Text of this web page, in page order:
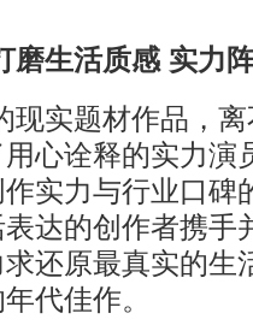
磨生活质感 实力
现实题材作品，
心诠释的实力
实力与行业口
达的创作者携手
还原最真实的生
代佳作。